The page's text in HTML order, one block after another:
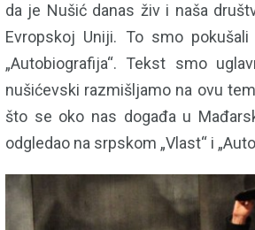
da je Nušić danas živ i naša
Evropskoj Uniji. To smo
„Autobiografija“. Tekst smo
nušićevski razmišljamo na ovu
što se oko nas događa u
odgledao na srpskom „Vlast“ i